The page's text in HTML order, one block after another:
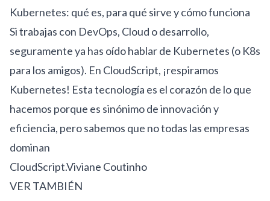
Kubernetes: qué es, para qué sirve y cómo funciona
Si trabajas con DevOps, Cloud o desarrollo,
seguramente ya has oído hablar de Kubernetes (o K8s
para los amigos). En CloudScript, ¡respiramos
Kubernetes! Esta tecnología es el corazón de lo que
hacemos porque es sinónimo de innovación y
eficiencia, pero sabemos que no todas las empresas
dominan
CloudScript.Viviane Coutinho
VER TAMBIÉN